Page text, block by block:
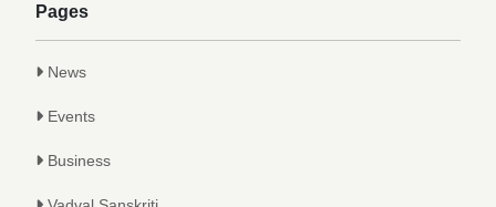
Pages
News
Events
Business